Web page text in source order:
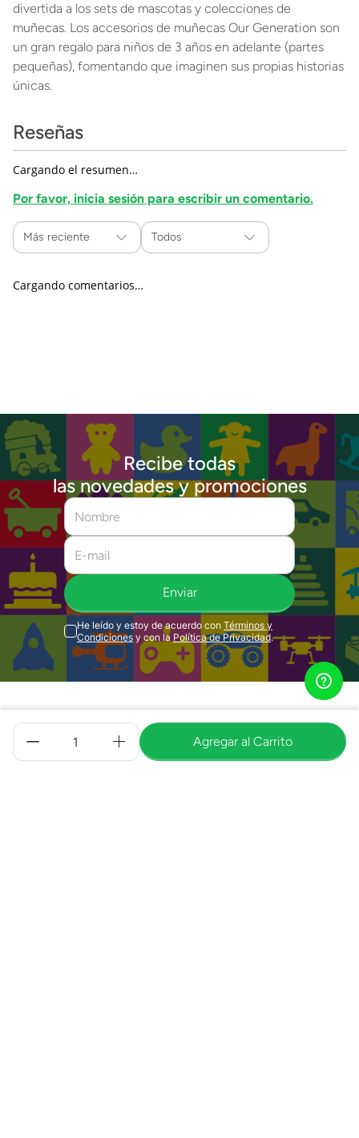
Agregar al Carrito
divertida a los sets de mascotas y colecciones de
muñecas. Los accesorios de muñecas Our Generation son
un gran regalo para niños de 3 años en adelante (partes
pequeñas), fomentando que imaginen sus propias historias
únicas.
Reseñas
Cargando el resumen…
Por favor, inicia sesión para escribir un comentario.
Más reciente Todos
Cargando comentarios…
Recibe todas
las novedades y promociones
Enviar
He leído y estoy de acuerdo con Términos y
Condiciones y con la Política de Privacidad.